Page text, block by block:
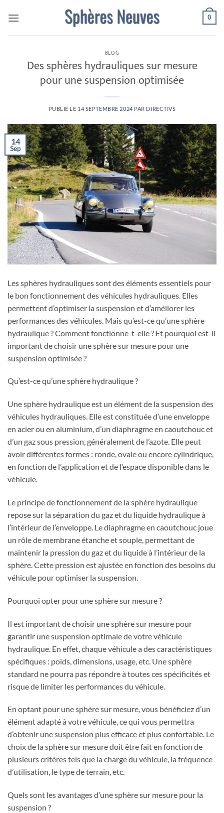
0
BLOG
Des sphères hydrauliques sur mesure
pour une suspension optimisée
PUBLIÉ LE 14 SEPTEMBRE 2024 PAR DIRECTIVS
14
Sep
Les sphères hydrauliques sont des éléments essentiels pour
le bon fonctionnement des véhicules hydrauliques. Elles
permettent d’optimiser la suspension et d’améliorer les
performances des véhicules. Mais qu’est-ce qu’une sphère
hydraulique ? Comment fonctionne-t-elle ? Et pourquoi est-il
important de choisir une sphère sur mesure pour une
suspension optimisée ?
Qu’est-ce qu’une sphère hydraulique ?
Une sphère hydraulique est un élément de la suspension des
véhicules hydrauliques. Elle est constituée d’une enveloppe
en acier ou en aluminium, d’un diaphragme en caoutchouc et
d’un gaz sous pression, généralement de l’azote. Elle peut
avoir différentes formes : ronde, ovale ou encore cylindrique,
en fonction de l’application et de l’espace disponible dans le
véhicule.
Le principe de fonctionnement de la sphère hydraulique
repose sur la séparation du gaz et du liquide hydraulique à
l’intérieur de l’enveloppe. Le diaphragme en caoutchouc joue
un rôle de membrane étanche et souple, permettant de
maintenir la pression du gaz et du liquide à l’intérieur de la
sphère. Cette pression est ajustée en fonction des besoins du
véhicule pour optimiser la suspension.
Pourquoi opter pour une sphère sur mesure ?
Il est important de choisir une sphère sur mesure pour
garantir une suspension optimale de votre véhicule
hydraulique. En effet, chaque véhicule a des caractéristiques
spécifiques : poids, dimensions, usage, etc. Une sphère
standard ne pourra pas répondre à toutes ces spécificités et
risque de limiter les performances du véhicule.
En optant pour une sphère sur mesure, vous bénéficiez d’un
élément adapté à votre véhicule, ce qui vous permettra
d’obtenir une suspension plus efficace et plus confortable. Le
choix de la sphère sur mesure doit être fait en fonction de
plusieurs critères tels que la charge du véhicule, la fréquence
d’utilisation, le type de terrain, etc.
Quels sont les avantages d’une sphère sur mesure pour la
suspension ?